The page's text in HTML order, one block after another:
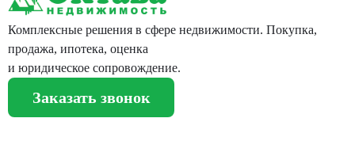
Комплексные решения в сфере недвижимости. Покупка,
продажа, ипотека, оценка
и юридическое сопровождение.
Заказать звонок